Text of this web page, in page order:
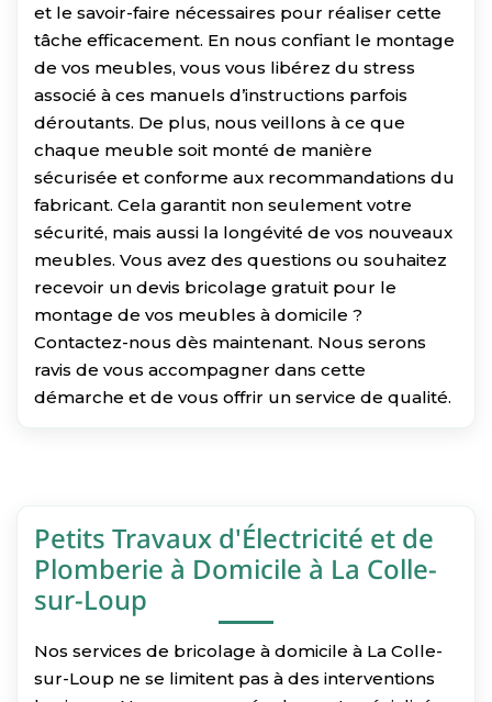
et le savoir-faire nécessaires pour réaliser cette
tâche efficacement. En nous confiant le montage
de vos meubles, vous vous libérez du stress
associé à ces manuels d’instructions parfois
déroutants. De plus, nous veillons à ce que
chaque meuble soit monté de manière
sécurisée et conforme aux recommandations du
fabricant. Cela garantit non seulement votre
sécurité, mais aussi la longévité de vos nouveaux
meubles. Vous avez des questions ou souhaitez
recevoir un devis bricolage gratuit pour le
montage de vos meubles à domicile ?
Contactez-nous dès maintenant. Nous serons
ravis de vous accompagner dans cette
démarche et de vous offrir un service de qualité.
Petits Travaux d'Électricité et de
Plomberie à Domicile à La Colle-
sur-Loup
Nos services de bricolage à domicile à La Colle-
sur-Loup ne se limitent pas à des interventions